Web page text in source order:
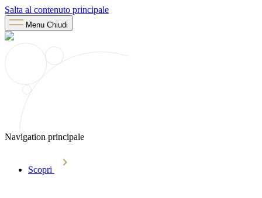
Salta al contenuto principale
Menu Chiudi
Navigation principale
Scopri